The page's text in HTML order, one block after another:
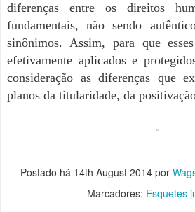
diferenças entre os direitos
fundamentais, não sendo
sinônimos. Assim, para que
efetivamente aplicados e
consideração as diferenças que
planos da titularidade, da
Postado há 14th August 2014por
Marcadores: Esquetes